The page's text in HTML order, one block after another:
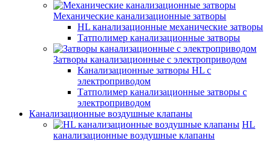
Механические канализационные затворы
HL канализационные механические затворы
Татполимер канализационные затворы
Затворы канализационные с электроприводом
Канализационные затворы HL с
электроприводом
Татполимер канализационные затворы с
электроприводом
Канализационные воздушные клапаны
HL
канализационные воздушные клапаны